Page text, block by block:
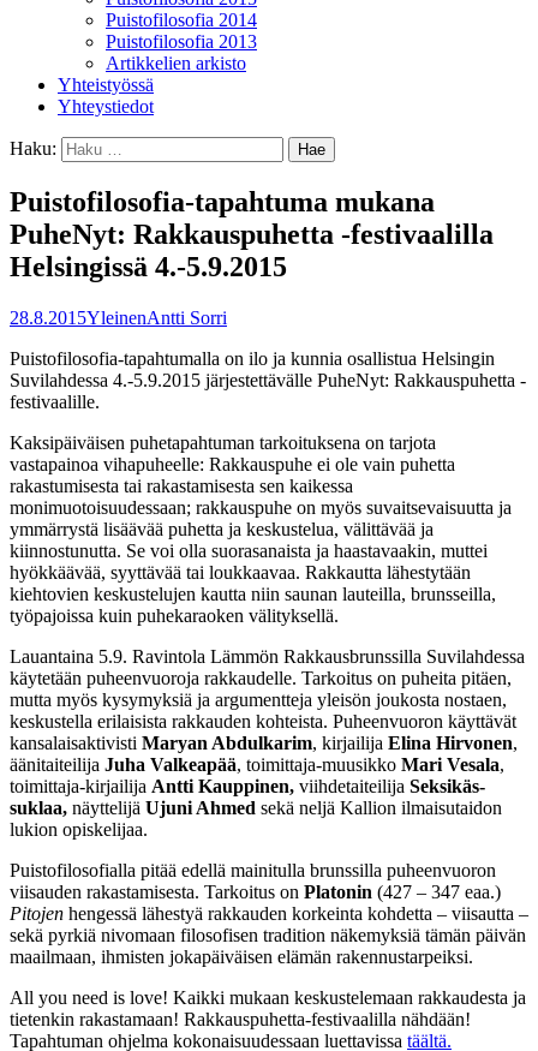
Puistofilosofia 2014
Puistofilosofia 2013
Artikkelien arkisto
Yhteistyössä
Yhteystiedot
Haku:
Puistofilosofia-tapahtuma mukana
PuheNyt: Rakkauspuhetta -festivaalilla
Helsingissä 4.-5.9.2015
28.8.2015YleinenAntti Sorri
Puistofilosofia-tapahtumalla on ilo ja kunnia osallistua Helsingin
Suvilahdessa 4.-5.9.2015 järjestettävälle PuheNyt: Rakkauspuhetta -
festivaalille.
Kaksipäiväisen puhetapahtuman tarkoituksena on tarjota
vastapainoa vihapuheelle: Rakkauspuhe ei ole vain puhetta
rakastumisesta tai rakastamisesta sen kaikessa
monimuotoisuudessaan; rakkauspuhe on myös suvaitsevaisuutta ja
ymmärrystä lisäävää puhetta ja keskustelua, välittävää ja
kiinnostunutta. Se voi olla suorasanaista ja haastavaakin, muttei
hyökkäävää, syyttävää tai loukkaavaa. Rakkautta lähestytään
kiehtovien keskustelujen kautta niin saunan lauteilla, brunsseilla,
työpajoissa kuin puhekaraoken välityksellä.
Lauantaina 5.9. Ravintola Lämmön Rakkausbrunssilla Suvilahdessa
käytetään puheenvuoroja rakkaudelle. Tarkoitus on puheita pitäen,
mutta myös kysymyksiä ja argumentteja yleisön joukosta nostaen,
keskustella erilaisista rakkauden kohteista. Puheenvuoron käyttävät
kansalaisaktivisti Maryan Abdulkarim, kirjailija Elina Hirvonen,
äänitaiteilija Juha Valkeapää, toimittaja-muusikko Mari Vesala,
toimittaja-kirjailija Antti Kauppinen, viihdetaiteilija Seksikäs-
suklaa, näyttelijä Ujuni Ahmed sekä neljä Kallion ilmaisutaidon
lukion opiskelijaa.
Puistofilosofialla pitää edellä mainitulla brunssilla puheenvuoron
viisauden rakastamisesta. Tarkoitus on Platonin (427 – 347 eaa.)
Pitojen hengessä lähestyä rakkauden korkeinta kohdetta – viisautta –
sekä pyrkiä nivomaan filosofisen tradition näkemyksiä tämän päivän
maailmaan, ihmisten jokapäiväisen elämän rakennustarpeiksi.
All you need is love! Kaikki mukaan keskustelemaan rakkaudesta ja
tietenkin rakastamaan! Rakkauspuhetta-festivaalilla nähdään!
Tapahtuman ohjelma kokonaisuudessaan luettavissa täältä.